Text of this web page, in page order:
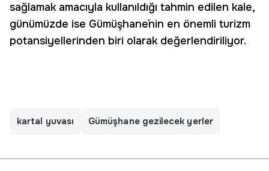
sağlamak amacıyla kullanıldığı tahmin edilen kale,
günümüzde ise Gümüşhane´nin en önemli turizm
potansiyellerinden biri olarak değerlendiriliyor.
kartal yuvası Gümüşhane gezilecek yerler